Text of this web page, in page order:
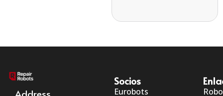
Address
Socios
Eurobots